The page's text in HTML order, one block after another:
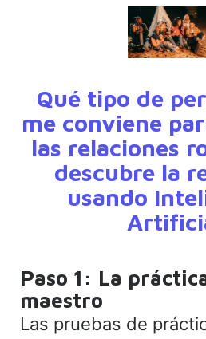
Qué tipo de
me conviene
las relaciones
descubre la
usando
Paso 1: La
maestro
Las pruebas de